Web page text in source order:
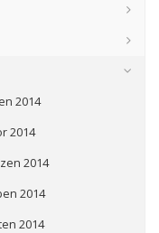
2014
2014
2014
2014
2014